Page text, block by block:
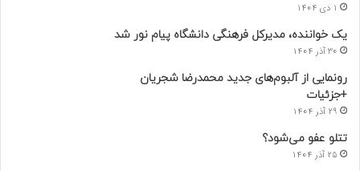
1 دی 1404
یک خواننده، مدیرکل فرهنگی دانشگاه پیام نور شد
30 آذر 1404
رونمایی از آلبوم‌های جدید محمدرضا شجریان
+جزئیات
29 آذر 1404
تتلو عفو می‌شود؟
25 آذر 1404